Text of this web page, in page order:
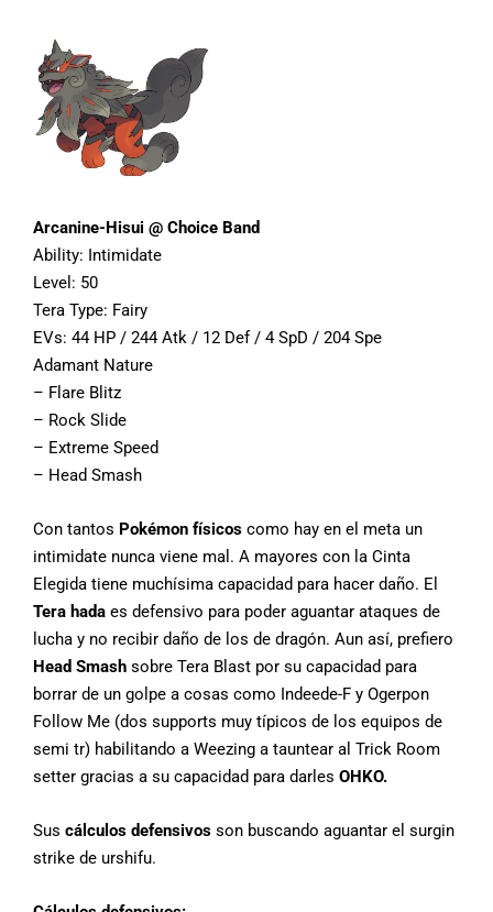
Arcanine-Hisui @ Choice Band
Ability: Intimidate
Level: 50
Tera Type: Fairy
EVs: 44 HP / 244 Atk / 12 Def / 4 SpD / 204 Spe
Adamant Nature
– Flare Blitz
– Rock Slide
– Extreme Speed
– Head Smash
Con tantos Pokémon físicos como hay en el meta un
intimidate nunca viene mal. A mayores con la Cinta
Elegida tiene muchísima capacidad para hacer daño. El
Tera hada es defensivo para poder aguantar ataques de
lucha y no recibir daño de los de dragón. Aun así, prefiero
Head Smash sobre Tera Blast por su capacidad para
borrar de un golpe a cosas como Indeede-F y Ogerpon
Follow Me (dos supports muy típicos de los equipos de
semi tr) habilitando a Weezing a tauntear al Trick Room
setter gracias a su capacidad para darles OHKO.
Sus cálculos defensivos son buscando aguantar el surgin
strike de urshifu.